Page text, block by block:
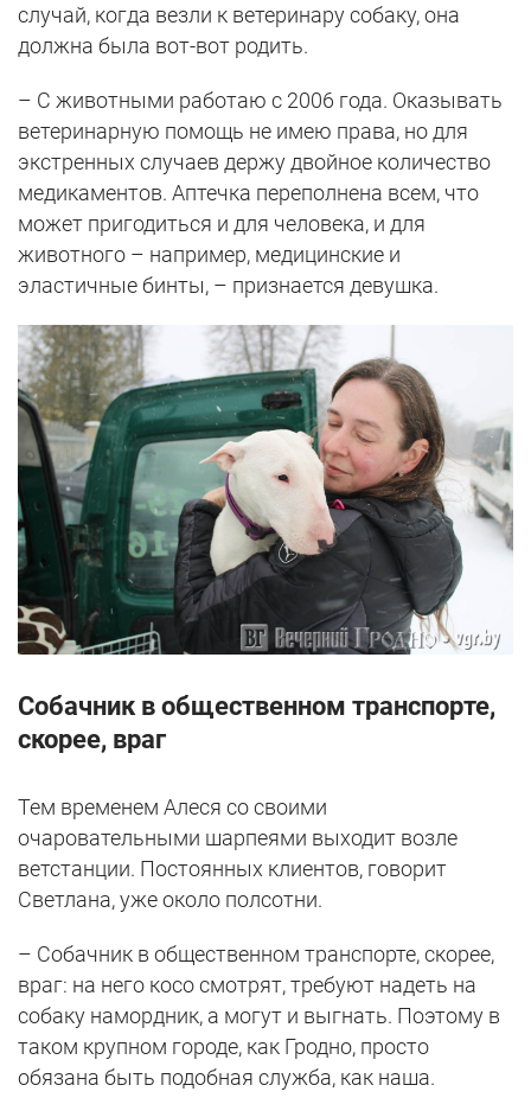
случай, когда везли к ветеринару собаку, она
должна была вот-вот родить.
– С животными работаю с 2006 года. Оказывать
ветеринарную помощь не имею права, но для
экстренных случаев держу двойное количество
медикаментов. Аптечка переполнена всем, что
может пригодиться и для человека, и для
животного – например, медицинские и
эластичные бинты, – признается девушка.
Собачник в общественном транспорте,
скорее, враг
Тем временем Алеся со своими
очаровательными шарпеями выходит возле
ветстанции. Постоянных клиентов, говорит
Светлана, уже около полсотни.
– Собачник в общественном транспорте, скорее,
враг: на него косо смотрят, требуют надеть на
собаку намордник, а могут и выгнать. Поэтому в
таком крупном городе, как Гродно, просто
обязана быть подобная служба, как наша.